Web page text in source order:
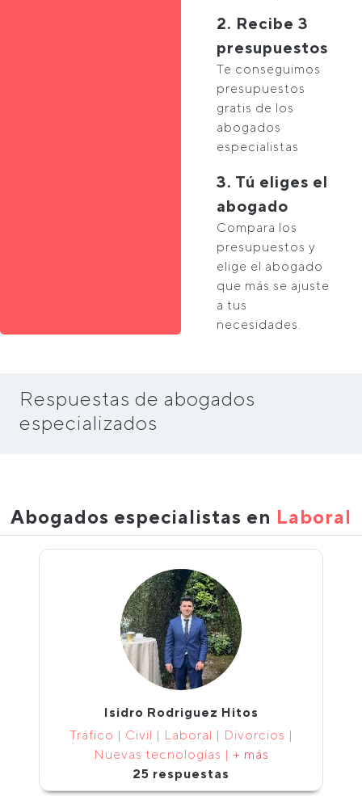
2. Recibe 3
presupuestos
Te conseguimos
presupuestos
gratis de los
abogados
especialistas
3. Tú eliges el
abogado
Compara los
presupuestos y
elige el abogado
que más se ajuste
a tus
necesidades.
Respuestas de abogados
especializados
Abogados especialistas en Laboral
Isidro Rodriguez Hitos
Tráfico | Civil | Laboral | Divorcios |
Nuevas tecnologías | + más
25 respuestas